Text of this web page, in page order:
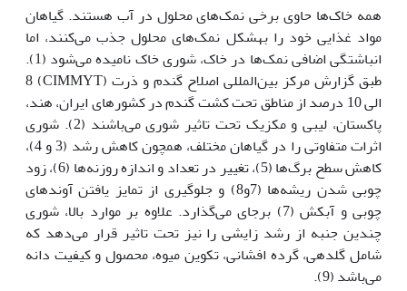
همه خاک‌ها حاوی برخی نمک‌های محلول در آب هستند. گیاهان
مواد غذایی خود را به‏شکل نمک‌های محلول جذب می‌کنند، اما
انباشتگی اضافی نمک‌ها در خاک، شوری خاک نامیده می‌شود (1).
طبق گزارش مرکز بین‌المللی‌ اصلاح‌ گندم‌ و ذرت‌ (CIMMYT) 8
الی 10 درصد از مناطق تحت کشت گندم در کشورهای ایران، هند،
پاکستان، لیبی و مکزیک تحت تاثیر شوری می‌باشند (2). شوری
اثرات متفاوتی را در گیاهان مختلف، همچون کاهش رشد (3 و 4)،
کاهش سطح برگ‌ها (5)، تغییر در تعداد و اندازه روزنه‌ها (6)، زود
چوبی ‌شدن ریشه‌ها (7و8) و جلوگیری از تمایز یافتن آوندهای
چوبی و آبکش (7) برجای می‌گذارد. علاوه بر موارد بالا، شوری
چندین جنبه از رشد زایشی را نیز تحت تاثیر قرار می‌دهد که
شامل گل‏دهی، گرده افشانی، تکوین میوه، محصول و کیفیت دانه
می‌باشد (9).